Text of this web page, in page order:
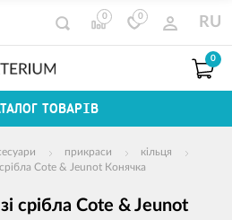
0 0 RU
0
ТОВАРІВ
прикраси
кільця
срібла Cote & Jeunot Конячка
срібла Cote & Jeunot